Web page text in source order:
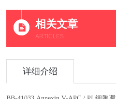
相关文章
ARTICLES
详细介绍